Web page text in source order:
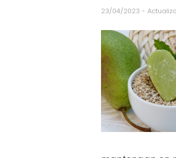
23/04/2023 -